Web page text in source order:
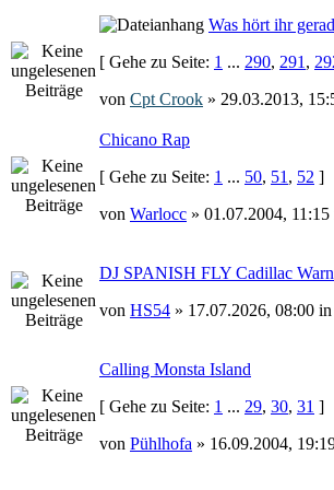
Was hört ihr
[ Gehe zu Seite: 1 ... 290, 291 ,
von Cpt Crook » 29.03.2013,
Chicano Rap
[ Gehe zu Seite: 1 ... 50, 51 , 52 ]
von Warlocc » 01.07.2004, 11:15
DJ SPANISH FLY Cadillac
von HS54 » 17.07.2026, 08:00 in
Calling Monsta Island
[ Gehe zu Seite: 1 ... 29, 30, 31 ]
von Pühlhofa » 16.09.2004,